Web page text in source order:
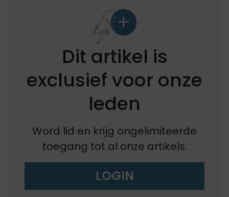
Dit artikel is
exclusief voor onze
leden
Word lid en krijg ongelimiteerde
toegang tot al onze artikels.
LOGIN